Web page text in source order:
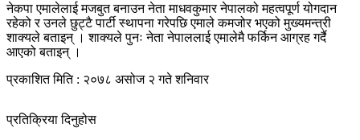
नेकपा एमालेलाई मजबुत बनाउन नेता माधवकुमार नेपालको महत्वपूर्ण योगदान
रहेको र उनले छुट्टै पार्टी स्थापना गरेपछि एमाले कमजोर भएको मुख्यमन्त्री
शाक्यले बताइन् । शाक्यले पुनः नेता नेपाललाई एमालेमै फर्किन आग्रह गर्दै
आएको बताइन् ।
प्रकाशित मिति : २०७८ असोज २ गते शनिवार
प्रतिक्रिया दिनुहोस